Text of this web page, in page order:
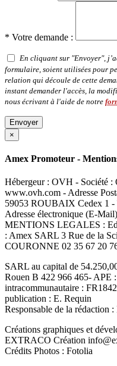
* Votre demande :
En cliquant sur "Envoyer",
formulaire, soient utilisées pour
relation qui découle de cette
instant demander l'accès, la
nous écrivant à l'aide de notre
Envoyer
×
Amex Promoteur -
Hébergeur : OVH - Société :
www.ovh.com - Adresse
59053 ROUBAIX Cedex 1 -
Adresse électronique (E-
MENTIONS LEGALES :
: Amex SARL 3 Rue de la
COURONNE 02 35 67 20
SARL au capital de
Rouen B 422 966 465- APE
intracommunautaire :
publication : E. Requin
Responsable de la rédaction
Créations graphiques et
EXTRACO Création
Crédits Photos : Fotolia